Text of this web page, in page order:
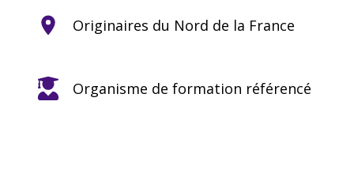
Originaires du Nord de la France
Organisme de formation référencé